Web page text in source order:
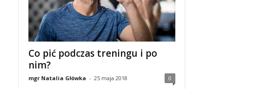
Co pić podczas treningu i po
nim?
mgr Natalia Główka - 25 maja 2018 0